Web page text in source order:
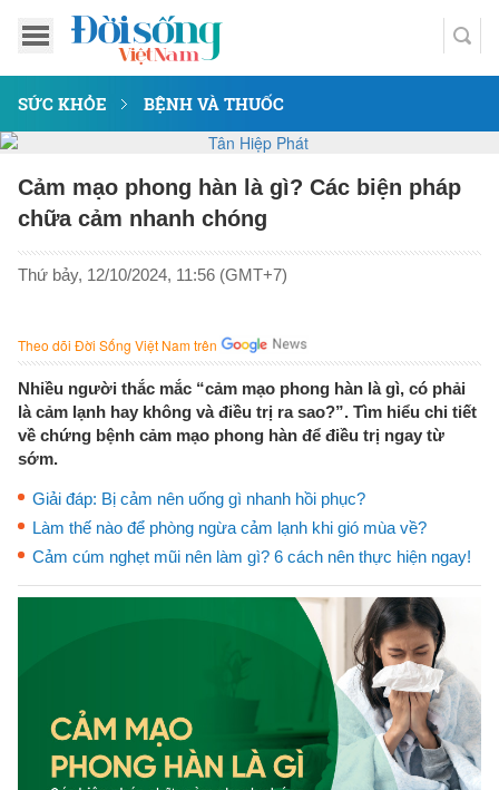
SỨC KHỎE BỆNH VÀ THUỐC
Cảm mạo phong hàn là gì? Các biện pháp
chữa cảm nhanh chóng
Thứ bảy, 12/10/2024, 11:56 (GMT+7)
Theo dõi Đời Sống Việt Nam trên
Nhiều người thắc mắc “cảm mạo phong hàn là gì, có phải
là cảm lạnh hay không và điều trị ra sao?”. Tìm hiểu chi tiết
về chứng bệnh cảm mạo phong hàn để điều trị ngay từ
sớm.
Giải đáp: Bị cảm nên uống gì nhanh hồi phục?
Làm thế nào để phòng ngừa cảm lạnh khi gió mùa về?
Cảm cúm nghẹt mũi nên làm gì? 6 cách nên thực hiện ngay!